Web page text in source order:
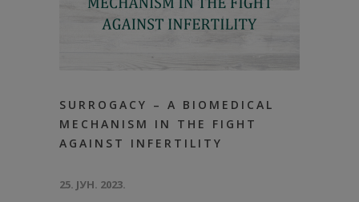
SURROGACY – A BIOMEDICAL
MECHANISM IN THE FIGHT
AGAINST INFERTILITY
25. ЈУН. 2023.